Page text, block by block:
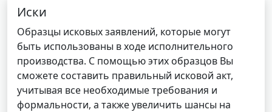
Иски
Образцы исковых заявлений, которые могут
быть использованы в ходе исполнительного
производства. С помощью этих образцов Вы
сможете составить правильный исковой акт,
учитывая все необходимые требования и
формальности, а также увеличить шансы на